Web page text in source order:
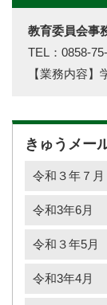
教育委員会事
TEL：0858-
【業務内容
きゅうメー
令和３年７月
令和3年6月
令和３年5月
令和3年4月